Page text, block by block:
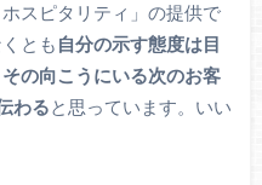
スピタリティ」の提供で
とも 自分の示す態度は目
の向こうにいる次のお客
わると思っています。いい